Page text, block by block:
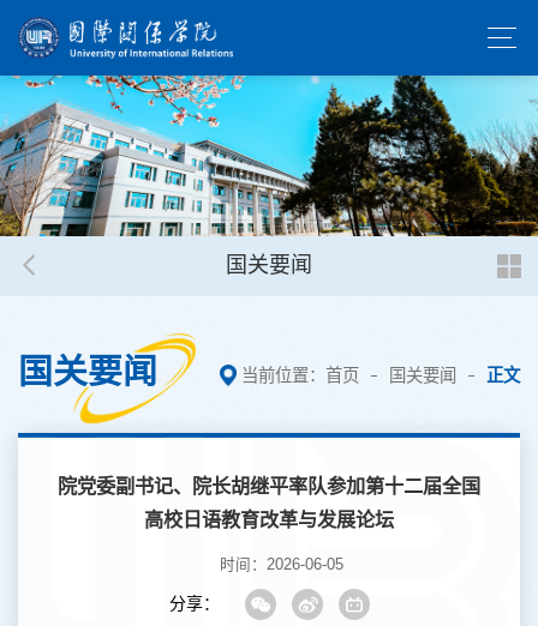
国关要闻
国关要闻 当前位置： 首页 国关要闻 正文
院党委副书记、院长胡继平率队参加第十二届全国
高校日语教育改革与发展论坛
时间：2026-06-05
分享：